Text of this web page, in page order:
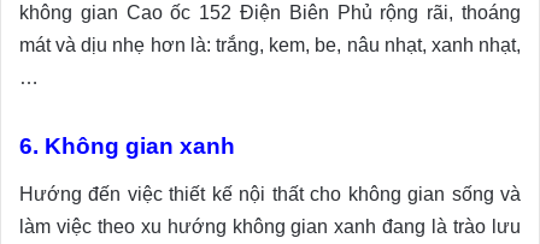
không gian Cao ốc 152 Điện Biên Phủ rộng rãi, thoáng
mát và dịu nhẹ hơn là: trắng, kem, be, nâu nhạt, xanh nhạt,
…
6. Không gian xanh
Hướng đến việc thiết kế nội thất cho không gian sống và
làm việc theo xu hướng không gian xanh đang là trào lưu